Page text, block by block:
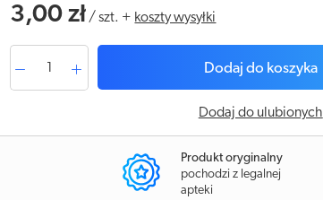
3,00 zł /szt. + koszty wysyłki
Dodaj do koszyka
Dodaj do ulubionych
Produkt oryginalny
pochodzi z legalnej
apteki